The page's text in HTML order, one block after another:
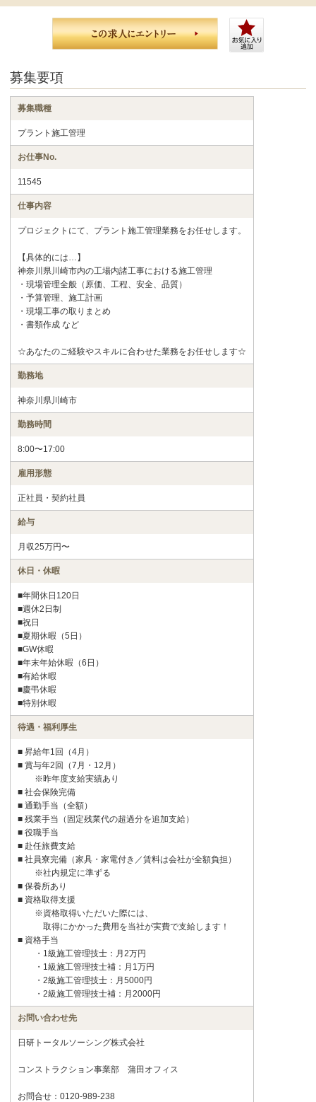
募集要項
募集職種
プラント施工管理
お仕事No.
11545
仕事内容
プロジェクトにて、プラント施工管理業務をお任せします。
【具体的には…】
神奈川県川崎市内の工場内諸工事における施工管理
・現場管理全般（原価、工程、安全、品質）
・予算管理、施工計画
・現場工事の取りまとめ
・書類作成 など
☆あなたのご経験やスキルに合わせた業務をお任せします☆
勤務地
神奈川県川崎市
勤務時間
8:00〜17:00
雇用形態
正社員・契約社員
給与
月収25万円〜
休日・休暇
■年間休日120日
■週休2日制
■祝日
■夏期休暇（5日）
■GW休暇
■年末年始休暇（6日）
■有給休暇
■慶弔休暇
■特別休暇
待遇・福利厚生
■ 昇給年1回（4月）
■ 賞与年2回（7月・12月）
※昨年度支給実績あり
■ 社会保険完備
■ 通勤手当（全額）
■ 残業手当（固定残業代の超過分を追加支給）
■ 役職手当
■ 赴任旅費支給
■ 社員寮完備（家具・家電付き／賃料は会社が全額負担）
※社内規定に準ずる
■ 保養所あり
■ 資格取得支援
※資格取得いただいた際には、
取得にかかった費用を当社が実費で支給します！
■ 資格手当
・1級施工管理技士：月2万円
・1級施工管理技士補：月1万円
・2級施工管理技士：月5000円
・2級施工管理技士補：月2000円
お問い合わせ先
日研トータルソーシング株式会社
コンストラクション事業部 蒲田オフィス
お問合せ：0120-989-238